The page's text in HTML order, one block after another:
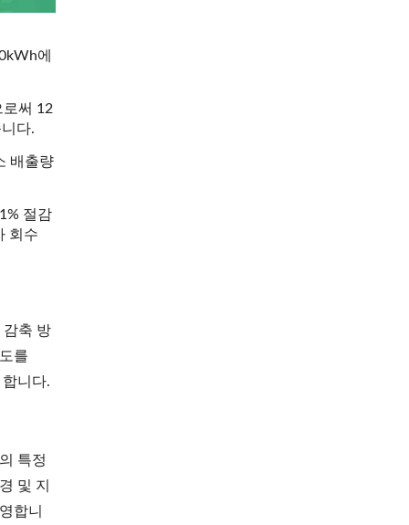
에
로써 12
다.
배출량
절감
회수
감축 방
를
니다.
특정
및 지
합니